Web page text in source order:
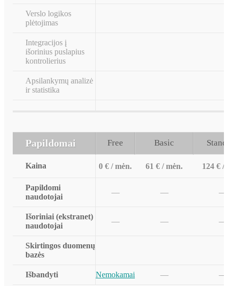
Verslo logikos
plėtojimas
Integracijos į
išorinius puslapius
kontrolierius
Apsilankymų analizė
ir statistika
Papildomai Free Basic
Kaina 0 € / mėn. 61 € / mėn. 124 € /
Papildomi
naudotojai
— — —
Išoriniai (ekstranet)
naudotojai
— — —
Skirtingos duomenų
bazės
Išbandyti Nemokamai — —